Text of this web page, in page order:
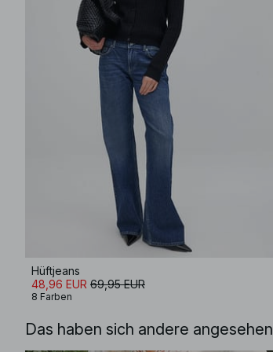
Hüftjeans
48,96 EUR 69,95 EUR
8 Farben
Das haben sich andere angesehen